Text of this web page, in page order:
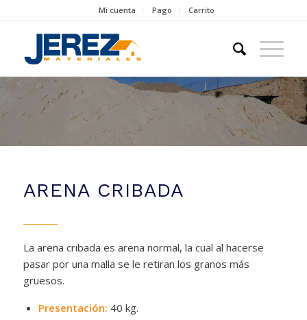
Mi cuenta Pago Carrito
ARENA CRIBADA
La arena cribada es arena normal, la cual al hacerse
pasar por una malla se le retiran los granos más
gruesos.
Presentación: 40 kg.